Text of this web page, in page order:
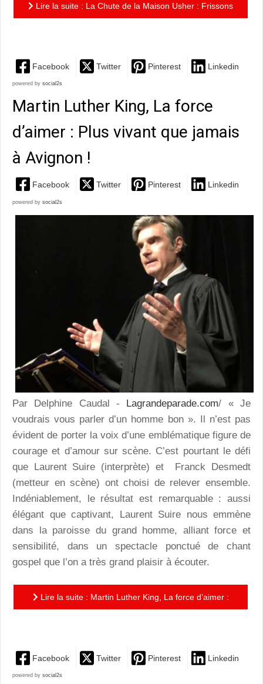
Lire la suite : La Chute de la Maison Usher : Frissons
Facebook Twitter Pinterest Linkedin
powered by social2s
Martin Luther King, La force
d’aimer : Plus vivant que jamais
à Avignon !
Facebook Twitter Pinterest Linkedin
powered by social2s
Par Delphine Caudal - Lagrandeparade.com/ « Je
voudrais vous parler d’un homme bon ». Il n’est pas
évident de porter la voix d’une emblématique figure de
courage et d’amour sur scène. C’est pourtant le défi
que Laurent Suire (interprète) et Franck Desmedt
(metteur en scène) ont choisi de relever ensemble.
Indéniablement, le résultat est remarquable : aussi
élégant que captivant, Laurent Suire nous emmène
dans la paroisse du grand homme, alliant force et
sensibilité, dans un spectacle ponctué de chant
gospel que l’on a très grand plaisir à écouter.
Lire la suite : Martin Luther King, La force d’aimer :
Facebook Twitter Pinterest Linkedin
powered by social2s